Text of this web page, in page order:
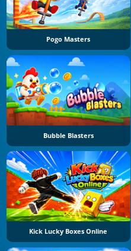
Pogo Masters
Bubble Blasters
Kick Lucky Boxes Online